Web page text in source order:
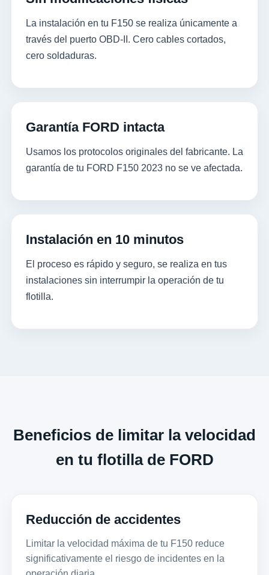
La instalación en tu F150 se realiza únicamente a
través del puerto OBD-II. Cero cables cortados,
cero soldaduras.
Garantía FORD intacta
Usamos los protocolos originales del fabricante. La
garantía de tu FORD F150 2023 no se ve afectada.
Instalación en 10 minutos
El proceso es rápido y seguro, se realiza en tus
instalaciones sin interrumpir la operación de tu
flotilla.
Beneficios de limitar la velocidad
en tu flotilla de FORD
Reducción de accidentes
Limitar la velocidad máxima de tu F150 reduce
significativamente el riesgo de incidentes en la